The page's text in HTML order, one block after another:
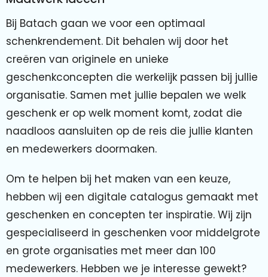
Duurzamere geschenken
Luxe geschenken
Meer categorieën
Sinterklaas
Voorjaar
Wijn
Bij Batach gaan we voor een optimaal
schenkrendement. Dit behalen wij door het
creëren van originele en unieke
geschenkconcepten die werkelijk passen bij jullie
organisatie. Samen met jullie bepalen we welk
geschenk er op welk moment komt, zodat die
naadloos aansluiten op de reis die jullie klanten
en medewerkers doormaken.
Om te helpen bij het maken van een keuze,
hebben wij een digitale catalogus gemaakt met
geschenken en concepten ter inspiratie. Wij zijn
gespecialiseerd in geschenken voor middelgrote
en grote organisaties met meer dan 100
medewerkers. Hebben we je interesse gewekt?